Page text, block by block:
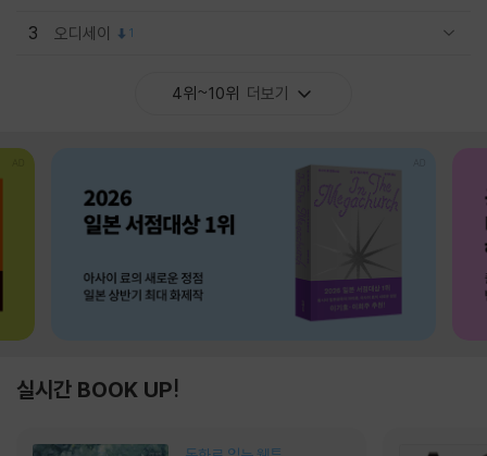
3 오디세이 1
4위~10위 더보기
실시간 BOOK UP!